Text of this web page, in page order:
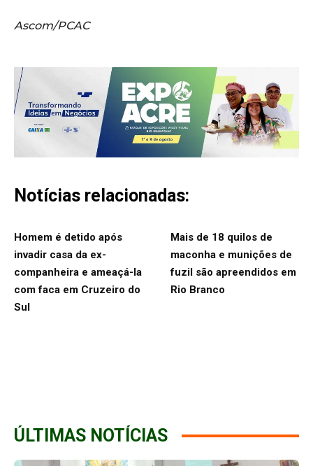
Ascom/PCAC
Notícias relacionadas:
Homem é detido após
invadir casa da ex-
companheira e ameaçá-la
com faca em Cruzeiro do
Sul
Mais de 18 quilos de
maconha e munições de
fuzil são apreendidos em
Rio Branco
ÚLTIMAS NOTÍCIAS